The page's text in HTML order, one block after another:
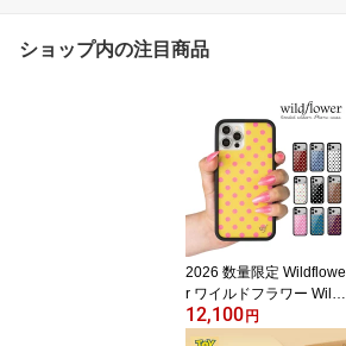
ショップ内の注目商品
2026 数量限定 Wildflowe
r ワイルドフラワー Wildfl
ower Polka Dot ハンドメ
イド デボン・リー カー
12,100円